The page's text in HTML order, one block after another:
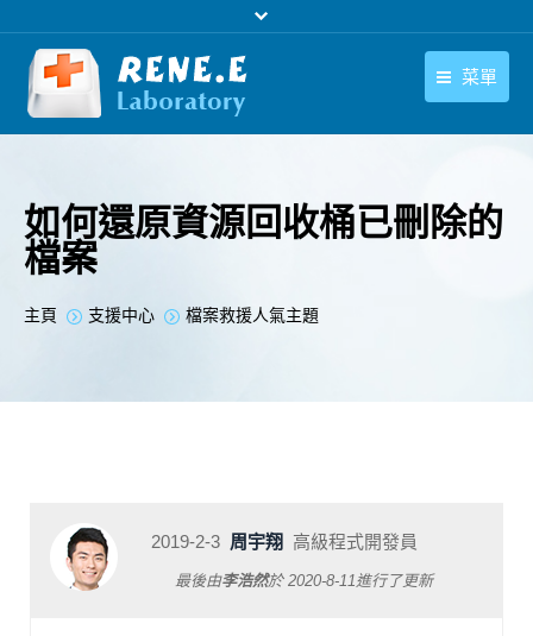
菜單
下載中心
聯絡我們
如何還原資源回收桶已刪除的
檔案
您在此处：
主頁 支援中心 檔案救援人氣主題
2019-2-3 周宇翔 高級程式開發員
最後由李浩然於2020-8-11進行了更新